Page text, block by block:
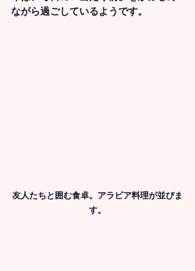
ながら過ごしているようです。
友人たちと囲む食卓。アラビア料理が並びま
す。